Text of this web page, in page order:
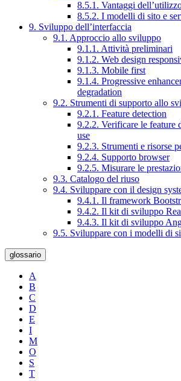
8.5.1. Vantaggi
8.5.2. I modelli di sito e
9. Sviluppo dell’interfaccia
9.1. Approccio allo sviluppo
9.1.1. Attività preliminari
9.1.2. Web design
9.1.3. Mobile first
9.1.4. Progressive
degradation
9.2. Strumenti di supporto allo
9.2.1. Feature detection
9.2.2. Verificare le feature
use
9.2.3. Strumenti e risorse
9.2.4. Supporto browser
9.2.5. Misurare le
9.3. Catalogo del riuso
9.4. Sviluppare con il design
9.4.1. Il framework
9.4.2. Il kit di sviluppo
9.4.3. Il kit di sviluppo
9.5. Sviluppare con i modelli di
glossario
A
B
C
D
E
I
M
O
S
T